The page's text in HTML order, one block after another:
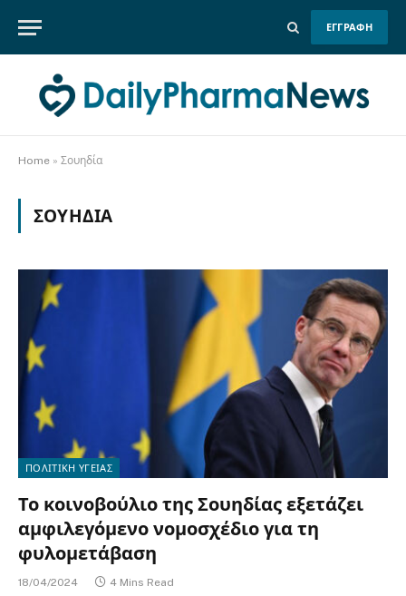
ΕΓΓΡΑΦΗ
Home » Σουηδία
ΣΟΥΗΔΊΑ
ΠΟΛΙΤΙΚΗ ΥΓΕΙΑΣ
Το κοινοβούλιο της Σουηδίας εξετάζει
αμφιλεγόμενο νομοσχέδιο για τη
φυλομετάβαση
18/04/2024 4 Mins Read